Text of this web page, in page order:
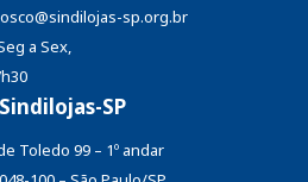
sp.org.br
a Sex,
SP
Toledo 99 – 1º andar